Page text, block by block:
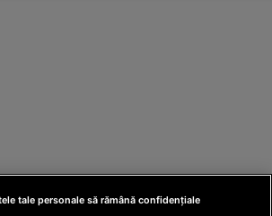
tale personale să rămână confidențiale